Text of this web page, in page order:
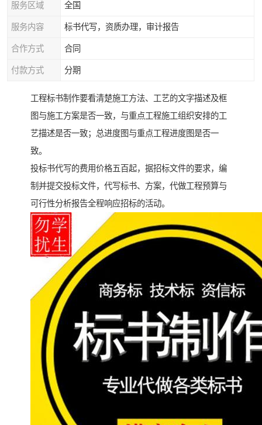
服务区域 全国
服务内容 标书代写，资质办理，审计报告
合作方式 合同
付款方式 分期
工程标书制作要看清楚施工方法、工艺的文字描述及框
图与施工方案是否一致，与重点工程施工组织安排的工
艺描述是否一致；总进度图与重点工程进度图是否一
致。
投标书代写的费用价格五百起，据招标文件的要求，编
制并提交投标文件，代写标书、方案，代做工程预算与
可行性分析报告全程响应招标的活动。